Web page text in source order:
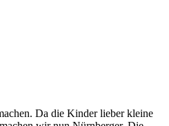
Da die Kinder lieber kleine